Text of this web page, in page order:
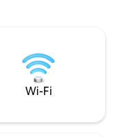
ン、Wi-Fi。海の
ー。無料の路上駐
Wi-Fi